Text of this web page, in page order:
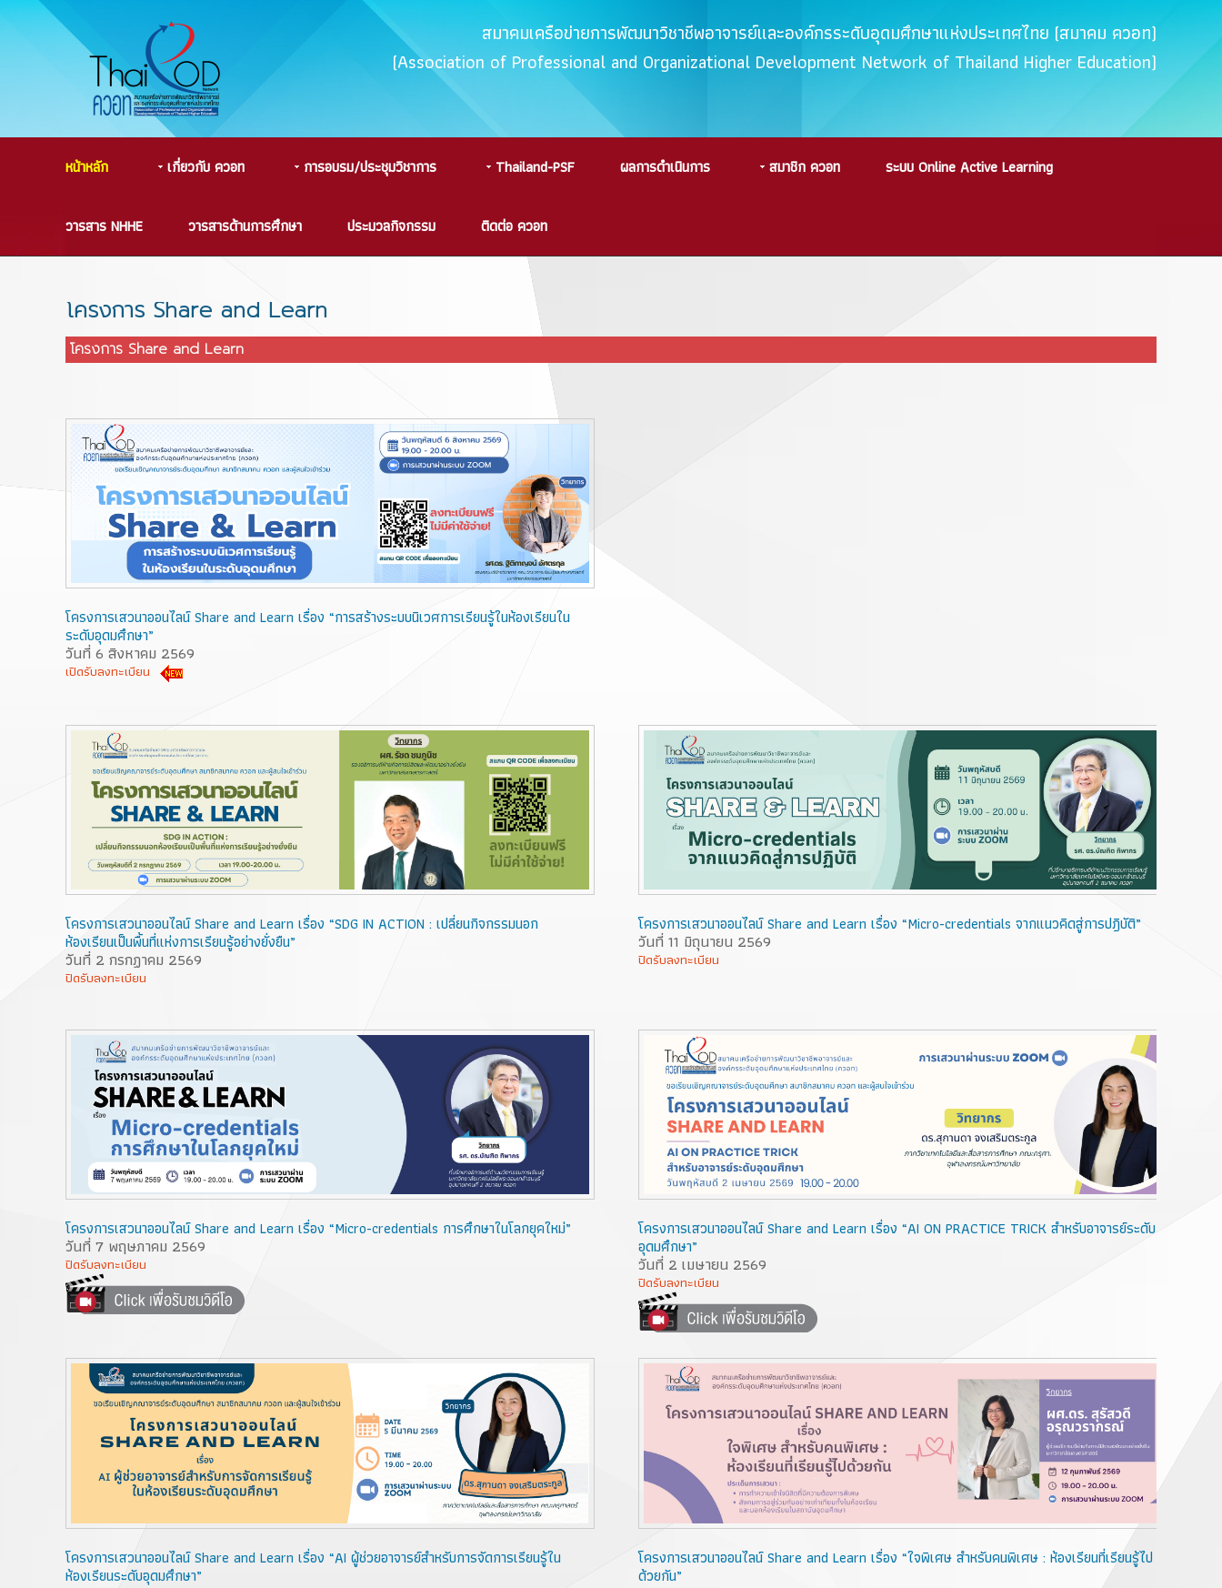
สมาคมเครือข่ายการพัฒนาวิชาชีพอาจารย์และองค์กรระดับอุดมศึกษาแห่งประเทศไทย (สมาคม ควอท)
(Association of Professional and Organizational Development Network of Thailand Higher Education)
หน้าหลัก เกี่ยวกับ ควอท การอบรม/ประชุมวิชาการ Thailand-PSF ผลการดำเนินการ สมาชิก ควอท ระบบ Online Active Learning
วารสาร NHHE วารสารด้านการศึกษา ประมวลกิจกรรม ติดต่อ ควอท
โครงการ Share and Learn
โครงการ Share and Learn
โครงการเสวนาออนไลน์ Share and Learn เรื่อง “การสร้างระบบนิเวศการเรียนรู้ในห้องเรียนใน
ระดับอุดมศึกษา”
วันที่ 6 สิงหาคม 2569
เปิดรับลงทะเบียน
โครงการเสวนาออนไลน์ Share and Learn เรื่อง “SDG IN ACTION : เปลี่ยนกิจกรรมนอก
ห้องเรียนเป็นพื้นที่แห่งการเรียนรู้อย่างยั่งยืน”
วันที่ 2 กรกฏาคม 2569
ปิดรับลงทะเบียน
โครงการเสวนาออนไลน์ Share and Learn เรื่อง “Micro-credentials จากแนวคิดสู่การปฎิบัติ”
วันที่ 11 มิถุนายน 2569
ปิดรับลงทะเบียน
โครงการเสวนาออนไลน์ Share and Learn เรื่อง “Micro-credentials การศึกษาในโลกยุคใหม่”
วันที่ 7 พฤษภาคม 2569
ปิดรับลงทะเบียน
โครงการเสวนาออนไลน์ Share and Learn เรื่อง “AI ON PRACTICE TRICK สำหรับอาจารย์ระดับ
อุดมศึกษา”
วันที่ 2 เมษายน 2569
ปิดรับลงทะเบียน
โครงการเสวนาออนไลน์ Share and Learn เรื่อง “AI ผู้ช่วยอาจารย์สำหรับการจัดการเรียนรู้ใน
ห้องเรียนระดับอุดมศึกษา”
โครงการเสวนาออนไลน์ Share and Learn เรื่อง “ใจพิเศษ สำหรับคนพิเศษ : ห้องเรียนที่เรียนรู้ไป
ด้วยกัน”